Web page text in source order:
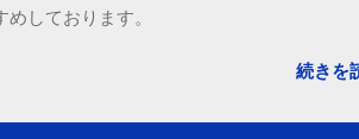
しております。
続きを